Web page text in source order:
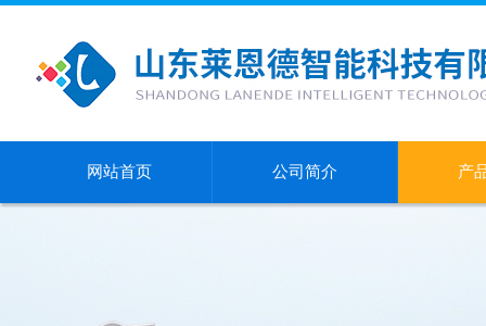
网站首页 公司简介 产